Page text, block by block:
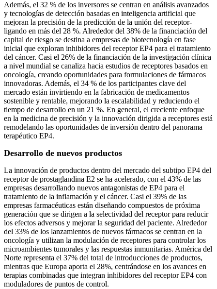
Además, el 32 % de los inversores se centran en análisis avanzados
y tecnologías de detección basadas en inteligencia artificial que
mejoran la precisión de la predicción de la unión del receptor-
ligando en más del 28 %. Alrededor del 38% de la financiación del
capital de riesgo se destina a empresas de biotecnología en fase
inicial que exploran inhibidores del receptor EP4 para el tratamiento
del cáncer. Casi el 26% de la financiación de la investigación clínica
a nivel mundial se canaliza hacia estudios de receptores basados ​​en
oncología, creando oportunidades para formulaciones de fármacos
innovadoras. Además, el 34 % de los participantes clave del
mercado están invirtiendo en la fabricación de medicamentos
sostenible y rentable, mejorando la escalabilidad y reduciendo el
tiempo de desarrollo en un 21 %. En general, el creciente enfoque
en la medicina de precisión y la innovación dirigida a receptores está
remodelando las oportunidades de inversión dentro del panorama
terapéutico EP4.
Desarrollo de nuevos productos
La innovación de productos dentro del mercado del subtipo EP4 del
receptor de prostaglandina E2 se ha acelerado, con el 43% de las
empresas desarrollando nuevos antagonistas de EP4 para el
tratamiento de la inflamación y el cáncer. Casi el 39% de las
empresas farmacéuticas están diseñando compuestos de próxima
generación que se dirigen a la selectividad del receptor para reducir
los efectos adversos y mejorar la seguridad del paciente. Alrededor
del 33% de los lanzamientos de nuevos fármacos se centran en la
oncología y utilizan la modulación de receptores para controlar los
microambientes tumorales y las respuestas inmunitarias. América del
Norte representa el 37% del total de introducciones de productos,
mientras que Europa aporta el 28%, centrándose en los avances en
terapias combinadas que integran inhibidores del receptor EP4 con
moduladores de puntos de control.